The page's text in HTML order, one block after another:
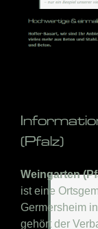
(Pfalz)
Weingarten
ist eine
Germersheim
gehört der